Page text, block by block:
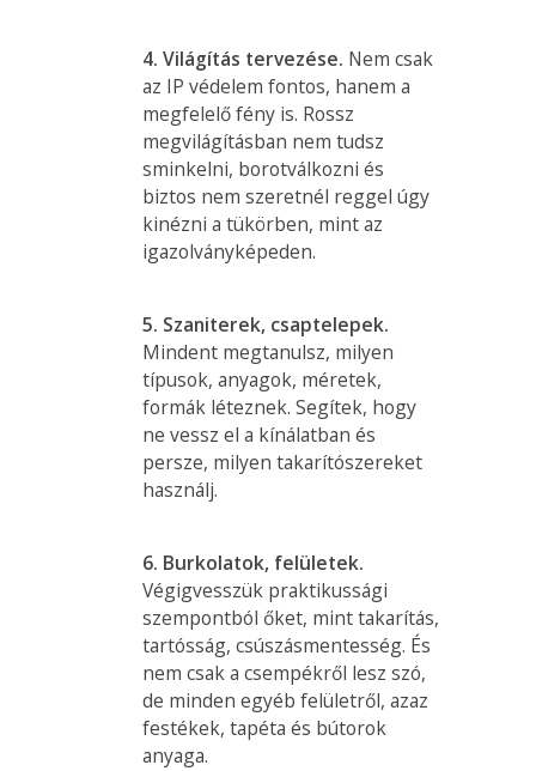
4. Világítás tervezése. Nem csak
az IP védelem fontos, hanem a
megfelelő fény is. Rossz
megvilágításban nem tudsz
sminkelni, borotválkozni és
biztos nem szeretnél reggel úgy
kinézni a tükörben, mint az
igazolványképeden.
5. Szaniterek, csaptelepek.
Mindent megtanulsz, milyen
típusok, anyagok, méretek,
formák léteznek. Segítek, hogy
ne vessz el a kínálatban és
persze, milyen takarítószereket
használj.
6. Burkolatok, felületek.
Végigvesszük praktikussági
szempontból őket, mint takarítás,
tartósság, csúszásmentesség. És
nem csak a csempékről lesz szó,
de minden egyéb felületről, azaz
festékek, tapéta és bútorok
anyaga.